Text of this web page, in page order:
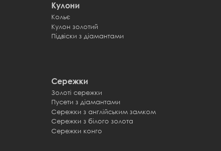
Кулони
Кольє
Кулон золотий
Підвіски з діамантами
Сережки
Золоті сережки
Пусети з діамантами
Сережки з англійським замком
Сережки з білого золота
Сережки конго